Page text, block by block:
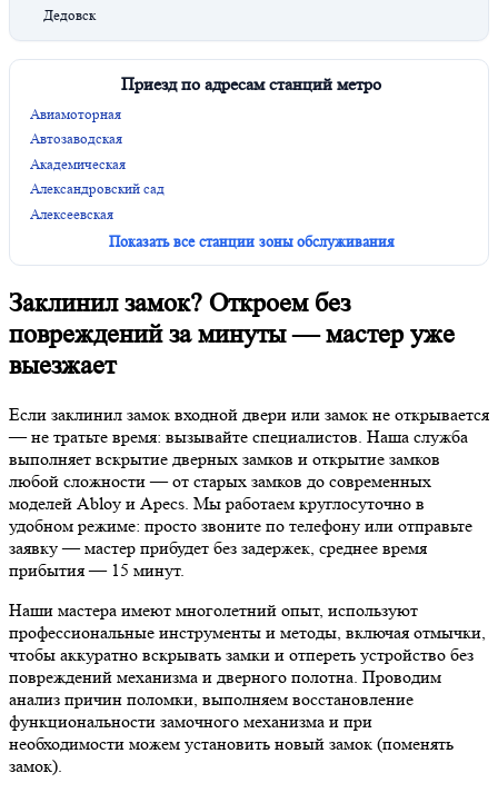
Дедовск
Приезд по адресам станций метро
Авиамоторная
Автозаводская
Академическая
Александровский сад
Алексеевская
Показать все станции зоны обслуживания
Заклинил замок? Откроем без
повреждений за минуты — мастер уже
выезжает
Если заклинил замок входной двери или замок не открывается
— не тратьте время: вызывайте специалистов. Наша служба
выполняет вскрытие дверных замков и открытие замков
любой сложности — от старых замков до современных
моделей Abloy и Apecs. Мы работаем круглосуточно в
удобном режиме: просто звоните по телефону или отправьте
заявку — мастер прибудет без задержек, среднее время
прибытия — 15 минут.
Наши мастера имеют многолетний опыт, используют
профессиональные инструменты и методы, включая отмычки,
чтобы аккуратно вскрывать замки и отпереть устройство без
повреждений механизма и дверного полотна. Проводим
анализ причин поломки, выполняем восстановление
функциональности замочного механизма и при
необходимости можем установить новый замок (поменять
замок).